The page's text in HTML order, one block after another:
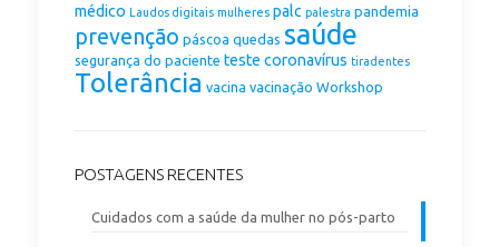
médico Laudos digitais mulheres palc palestra pandemia
prevenção páscoa quedas saúde
segurança do paciente teste coronavírus tiradentes
Tolerância vacina vacinação Workshop
POSTAGENS RECENTES
Cuidados com a saúde da mulher no pós-parto